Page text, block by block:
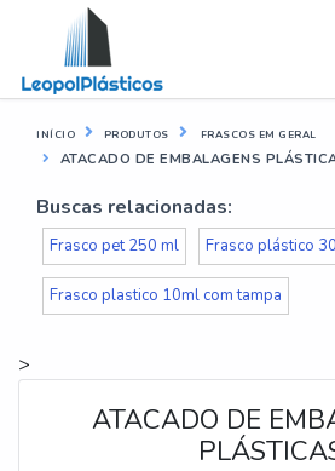
INÍCIO PRODUTOS FRASCOS EM GERAL
ATACADO DE EMBALAGENS
Buscas relacionadas:
Frasco pet 250 ml Frasco plástico
Frasco plastico 10ml com tampa
>
ATACADO DE